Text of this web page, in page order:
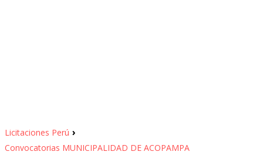
Licitaciones Perú ›
Convocatorias MUNICIPALIDAD DE ACOPAMPA